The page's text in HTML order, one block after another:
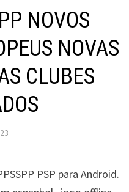
NOVOS
NOVAS
CLUBES
PSP para Android.